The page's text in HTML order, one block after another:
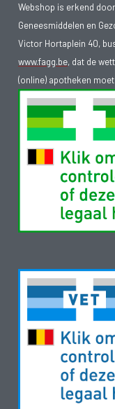
Webshop is erkend
Geneesmiddelen en
Victor Hortaplein 40,
www.fagg.be, dat de
(online) apotheken